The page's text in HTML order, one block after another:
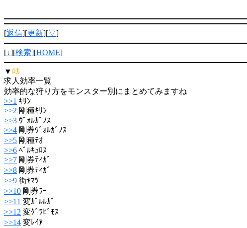
[返信][更新][▽]
[↓][検索][HOME]
▼ ﾛｶ
求人効率一覧
効率的な狩り方をモンスター別にまとめてみますね
>>1 ｷﾘﾝ
>>2 剛種ｷﾘﾝ
>>3 ｳﾞｫﾙｶﾞﾉｽ
>>4 剛券ｳﾞｫﾙｶﾞﾉｽ
>>5 剛種ﾃｵ
>>6 ﾍﾞﾙｷｭﾛｽ
>>7 剛券ﾃｨｶﾞ
>>8 剛券ﾃｨｶﾞ
>>9 街ﾔﾏﾂ
>>10 剛券ﾗｰ
>>11 変ｶﾞﾙﾙｶﾞ
>>12 変ｸﾞﾗﾋﾞﾓｽ
>>14 変ﾚｲｱ